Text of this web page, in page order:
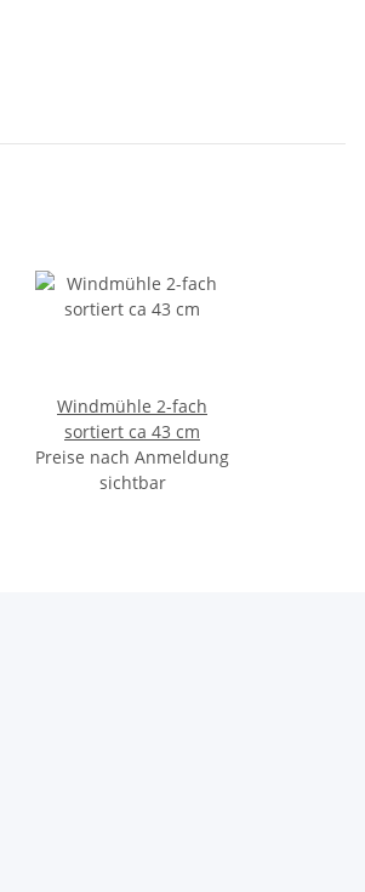
Windmühle 2-fach
sortiert ca 43 cm
Preise nach Anmeldung
sichtbar